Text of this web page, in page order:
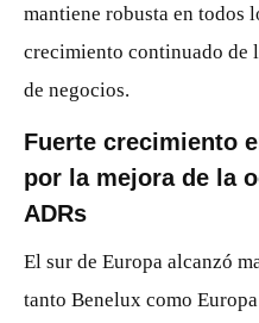
mantiene robusta en todos
crecimiento continuado de
de negocios.
Fuerte crecimiento
por la mejora de la
ADRs
El sur de Europa alcanzó
tanto Benelux como